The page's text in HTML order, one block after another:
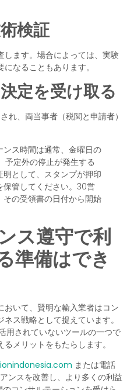
検証
ます。場合によっては、実験
なることもあります。
定を受け取る
れ、両当事者（税関と申請者）
ンス時間は通常、金曜日の
予定外の停止が発生する
として、スタンプが押印
保管してください。30営
の受領書の日付から開始
ス遵守で利
準備はでき
おいて、賢明な輸入業者はコン
ス戦略として捉えています。
用されていないツールの一つで
メリットをもたらします。
または電話
ンスを改善し、より多くの利益